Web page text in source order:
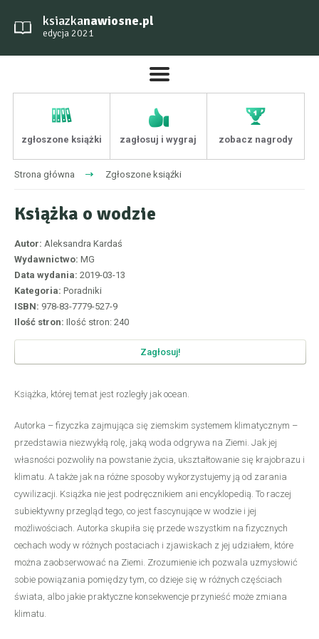
ksiazkanawiosne.pl
edycja 2021
zgłoszone książki zagłosuj i wygraj zobacz nagrody
Strona główna Zgłoszone ksiąźki
Książka o wodzie
Autor: Aleksandra Kardaś
Wydawnictwo: MG
Data wydania: 2019-03-13
Kategoria: Poradniki
ISBN: 978-83-7779-527-9
Ilość stron: Ilość stron: 240
Zagłosuj!
Książka, której temat jest rozległy jak ocean.
Autorka – fizyczka zajmująca się ziemskim systemem klimatycznym –
przedstawia niezwykłą rolę, jaką woda odgrywa na Ziemi. Jak jej
własności pozwoliły na powstanie życia, ukształtowanie się krajobrazu i
klimatu. A także jak na różne sposoby wykorzystujemy ją od zarania
cywilizacji. Książka nie jest podręcznikiem ani encyklopedią. To raczej
subiektywny przegląd tego, co jest fascynujące w wodzie i jej
możliwościach. Autorka skupiła się przede wszystkim na fizycznych
cechach wody w różnych postaciach i zjawiskach z jej udziałem, które
można zaobserwować na Ziemi. Zrozumienie ich pozwala uzmysłowić
sobie powiązania pomiędzy tym, co dzieje się w różnych częściach
świata, albo jakie praktyczne konsekwencje przynieść może zmiana
klimatu.